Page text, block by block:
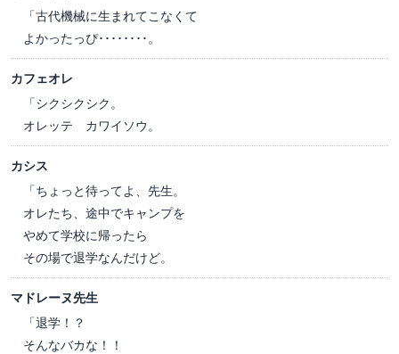
「古代機械に生まれてこなくて
よかったっぴ････････。
カフェオレ
「シクシクシク。
オレッテ カワイソウ。
カシス
「ちょっと待ってよ、先生。
オレたち、途中でキャンプを
やめて学校に帰ったら
その場で退学なんだけど。
マドレーヌ先生
「退学！？
そんなバカな！！